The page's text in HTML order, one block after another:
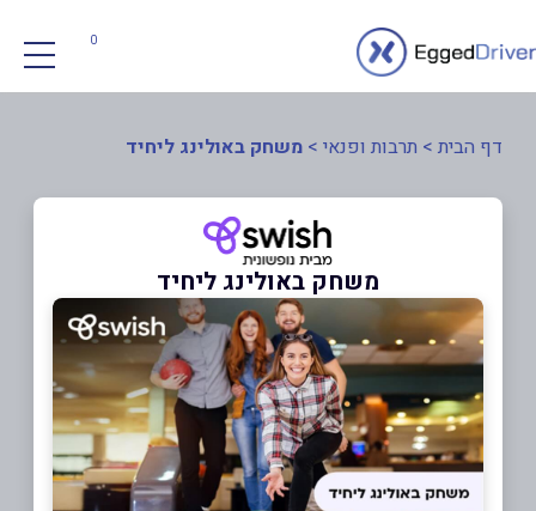
0
דף הבית > תרבות ופנאי > משחק באולינג ליחיד
משחק באולינג ליחיד